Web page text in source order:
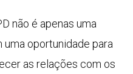
não é apenas uma
oportunidade para
as relações com os